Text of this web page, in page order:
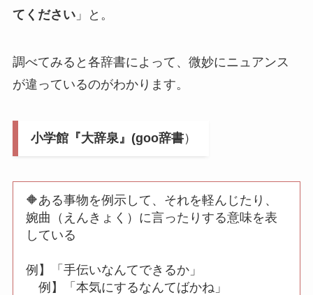
てください」と。
調べてみると各辞書によって、微妙にニュアンス
が違っているのがわかります。
小学館『大辞泉』(goo辞書）
🔶ある事物を例示して、それを軽んじたり、
婉曲（えんきょく）に言ったりする意味を表
している
例】「手伝いなんてできるか」
例】「本気にするなんてばかね」